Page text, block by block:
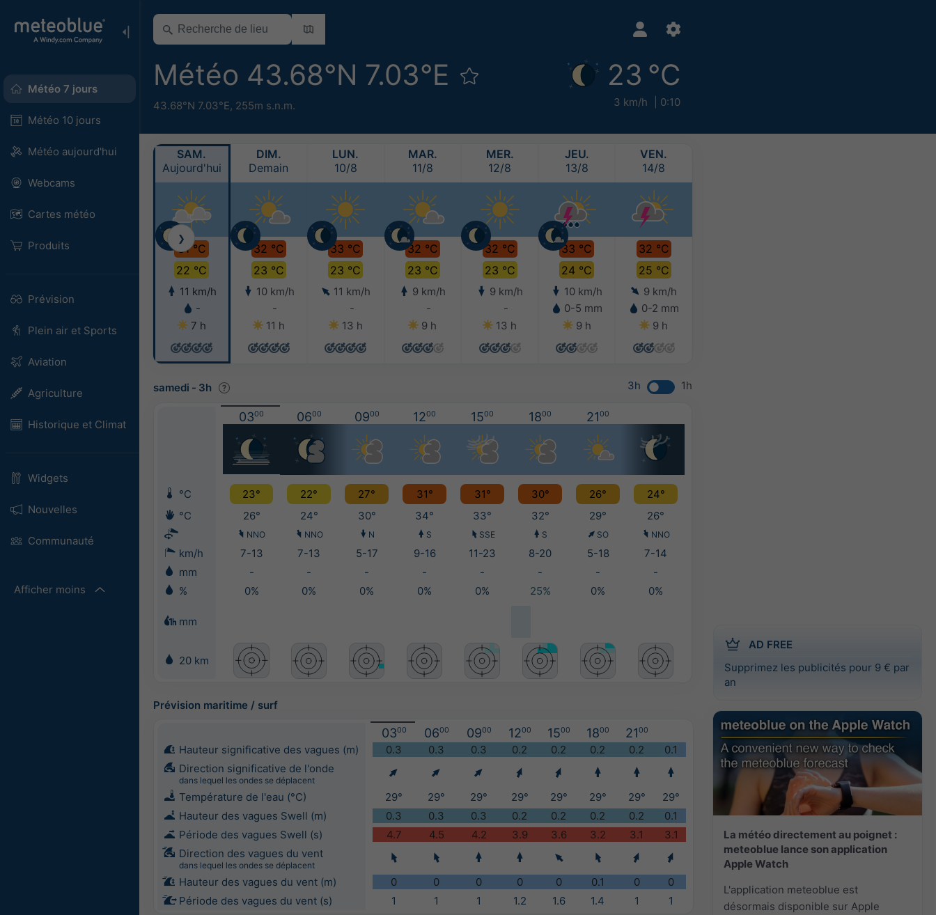
Météo 7 jours
Météo 10 jours
Météo aujourd'hui
Webcams
Cartes météo
Produits
Prévision
Plein air et Sports
Aviation
Agriculture
Historique et Climat
Widgets
Nouvelles
Communauté
Afficher moins
Météo 43.68°N 7.03°E
43.68°N 7.03°E, 255m s.n.m.
23 °C
3 km/h 0:10
AD FREE
Supprimez les publicités pour 9 € par
an
La météo directement au poignet :
meteoblue lance son application
Apple Watch
L'application meteoblue est
désormais disponible sur Apple
SAM.
Aujourd'hui
31 °C
22 °C
11 km/h
-
7 h
DIM.
Demain
32 °C
23 °C
10 km/h
-
11 h
LUN.
10/8
33 °C
23 °C
11 km/h
-
13 h
MAR.
11/8
32 °C
23 °C
9 km/h
-
9 h
MER.
12/8
32 °C
23 °C
9 km/h
-
13 h
JEU.
13/8
33 °C
24 °C
10 km/h
0-5 mm
9 h
VEN.
14/8
32 °C
25 °C
9 km/h
0-2 mm
9 h
❯
samedi - 3h 3h 1h
0300 0600 0900 1200 1500 1800 2100
°C 23° 22° 27° 31° 31° 30° 26°
24°
°C
26° 24° 30° 34° 33° 32° 29° 26°
NNO NNO N S SSE S SO NNO
km/h 7-13 7-13 5-17 9-16 11-23 8-20 5-18
7-14
mm
- - - - - - -
-
%
0% 0% 0% 0% 0% 25% 0% 0%
mm
20 km
Prévision maritime / surf
0300 0600 0900 1200 1500 1800 2100
Hauteur significative des vagues (m) 0.3 0.3 0.3 0.2 0.2 0.2 0.2
0.1
Direction significative de l'onde
dans lequel les ondes se déplacent
Température de l'eau (°C) 29° 29° 29° 29° 29° 29° 29°
29°
Hauteur des vagues Swell (m)
0.3 0.3 0.3 0.2 0.2 0.2 0.2
0.1
Période des vagues Swell (s)
4.7 4.5 4.2 3.9 3.6 3.2 3.1
3.1
Direction des vagues du vent
dans lequel les ondes se déplacent
Hauteur des vagues du vent (m) 0 0 0 0 0 0.1 0
0
Période des vagues du vent (s)
1 1 1 1.2 1.6 1.4 1 1